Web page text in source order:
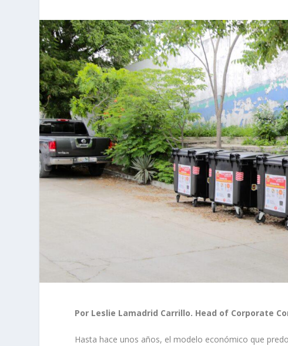
Por Leslie Lamadrid Carrillo. Head of Corporate
Hasta hace unos años, el modelo económico que